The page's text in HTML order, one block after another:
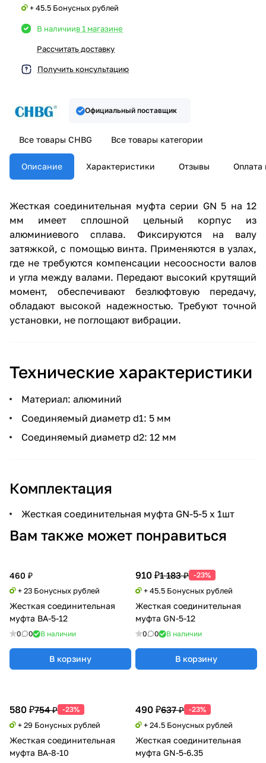
+ 45.5 Бонусных рублей
В наличиив 1 магазине
Рассчитать доставку
Получить консультацию
Официальный поставщик
Все товары CHBG Все товары категории
Описание Характеристики Отзывы Оплата
Жесткая соединительная муфта серии GN 5 на 12
мм имеет сплошной цельный корпус из
алюминиевого сплава. Фиксируются на валу
затяжкой, с помощью винта. Применяются в узлах,
где не требуются компенсации несоосности валов
и угла между валами. Передают высокий крутящий
момент, обеспечивают безлюфтовую передачу,
обладают высокой надежностью. Требуют точной
установки, не поглощают вибрации.
Технические характеристики
Материал: алюминий
Соединяемый диаметр d1: 5 мм
Соединяемый диаметр d2: 12 мм
Комплектация
Жесткая соединительная муфта GN-5-5 х 1шт
Вам также может понравиться
460 ₽
+ 23 Бонусных рублей
Жесткая соединительная
муфта BA-5-12
0 0 В наличии
В корзину
910 ₽1 183 ₽ -23%
+ 45.5 Бонусных рублей
Жесткая соединительная
муфта GN-5-12
0 0 В наличии
В корзину
490 ₽637 ₽ -23%
+ 24.5 Бонусных рублей
Жесткая соединительная
муфта GN-5-6.35
580 ₽754 ₽ -23%
+ 29 Бонусных рублей
Жесткая соединительная
муфта BA-8-10